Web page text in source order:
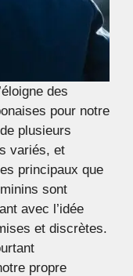
des
pour notre
plusieurs
variés, et
principaux que
sont
avec l’idée
et discrètes.
propre